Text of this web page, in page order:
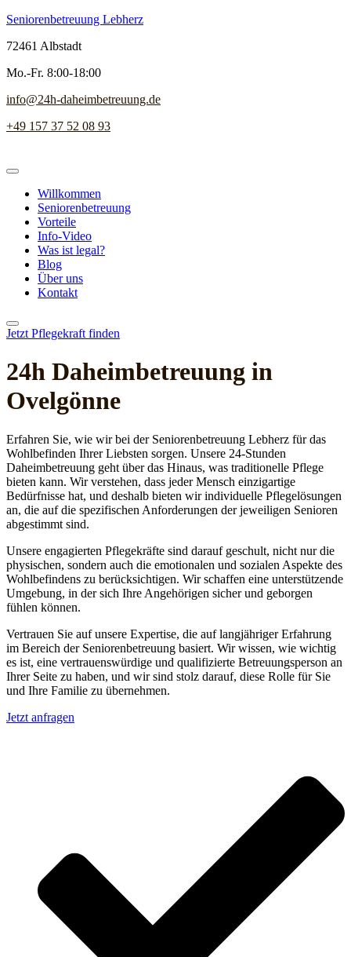
Seniorenbetreuung Lebherz
72461 Albstadt
Mo.-Fr. 8:00-18:00
info@24h-daheimbetreuung.de
+49 157 37 52 08 93
Willkommen
Seniorenbetreuung
Vorteile
Info-Video
Was ist legal?
Blog
Über uns
Kontakt
Jetzt Pflegekraft finden
24h Daheim­betreuung in
Ovelgönne
Erfahren Sie, wie wir bei der Seniorenbetreuung Lebherz für das
Wohlbefinden Ihrer Liebsten sorgen. Unsere 24-Stunden
Daheimbetreuung geht über das Hinaus, was traditionelle Pflege
bieten kann. Wir verstehen, dass jeder Mensch einzigartige
Bedürfnisse hat, und deshalb bieten wir individuelle Pflegelösungen
an, die auf die spezifischen Anforderungen der jeweiligen Senioren
abgestimmt sind.
Unsere engagierten Pflegekräfte sind darauf geschult, nicht nur die
physischen, sondern auch die emotionalen und sozialen Aspekte des
Wohlbefindens zu berücksichtigen. Wir schaffen eine unterstützende
Umgebung, in der sich Ihre Angehörigen sicher und geborgen
fühlen können.
Vertrauen Sie auf unsere Expertise, die auf langjähriger Erfahrung
im Bereich der Seniorenbetreuung basiert. Wir wissen, wie wichtig
es ist, eine vertrauenswürdige und qualifizierte Betreuungsperson an
Ihrer Seite zu haben, und wir sind stolz darauf, diese Rolle für Sie
und Ihre Familie zu übernehmen.
Jetzt anfragen